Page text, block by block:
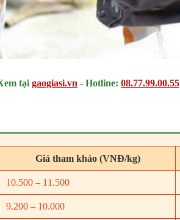
tại gaogiasi.vn - Hotline: 08.77.99.00.55
Giá tham khảo (VNĐ/kg)
10.500 – 11.500
9.200 – 10.000